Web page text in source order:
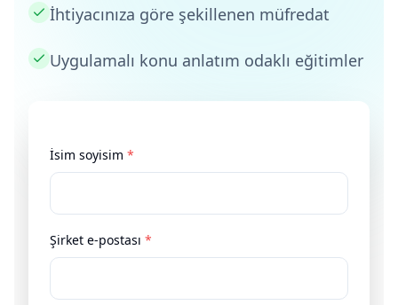
İhtiyacınıza göre şekillenen müfredat
Uygulamalı konu anlatım odaklı eğitimler
İsim soyisim *
Şirket e-postası *